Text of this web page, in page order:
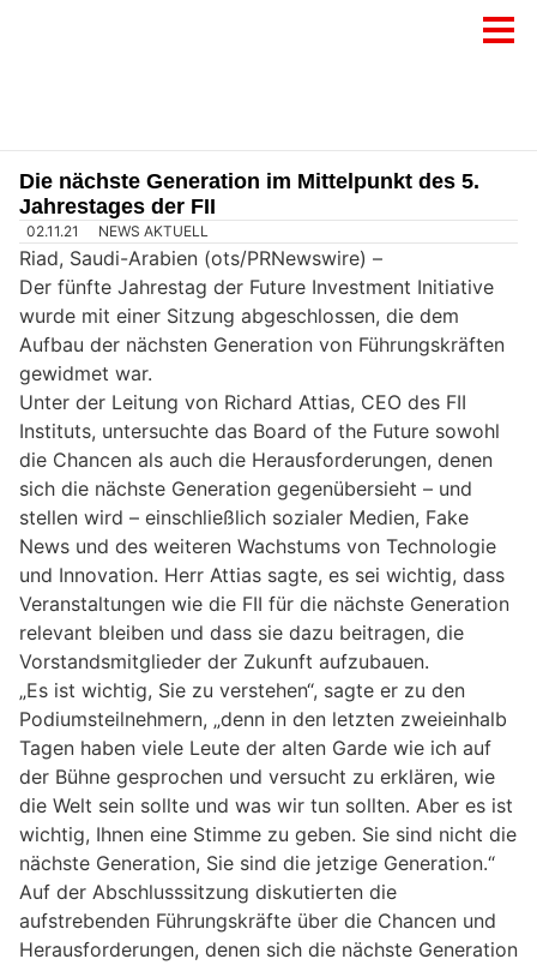
Die nächste Generation im Mittelpunkt des 5.
Jahrestages der FII
02.11.21 NEWS AKTUELL
Riad, Saudi-Arabien (ots/PRNewswire) –
Der fünfte Jahrestag der Future Investment Initiative
wurde mit einer Sitzung abgeschlossen, die dem
Aufbau der nächsten Generation von Führungskräften
gewidmet war.
Unter der Leitung von Richard Attias, CEO des FII
Instituts, untersuchte das Board of the Future sowohl
die Chancen als auch die Herausforderungen, denen
sich die nächste Generation gegenübersieht – und
stellen wird – einschließlich sozialer Medien, Fake
News und des weiteren Wachstums von Technologie
und Innovation. Herr Attias sagte, es sei wichtig, dass
Veranstaltungen wie die FII für die nächste Generation
relevant bleiben und dass sie dazu beitragen, die
Vorstandsmitglieder der Zukunft aufzubauen.
„Es ist wichtig, Sie zu verstehen“, sagte er zu den
Podiumsteilnehmern, „denn in den letzten zweieinhalb
Tagen haben viele Leute der alten Garde wie ich auf
der Bühne gesprochen und versucht zu erklären, wie
die Welt sein sollte und was wir tun sollten. Aber es ist
wichtig, Ihnen eine Stimme zu geben. Sie sind nicht die
nächste Generation, Sie sind die jetzige Generation.“
Auf der Abschlusssitzung diskutierten die
aufstrebenden Führungskräfte über die Chancen und
Herausforderungen, denen sich die nächste Generation